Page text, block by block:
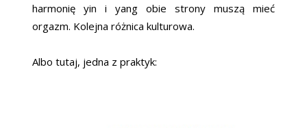
harmonię yin i yang obie strony muszą mieć
orgazm. Kolejna różnica kulturowa.
Albo tutaj, jedna z praktyk: